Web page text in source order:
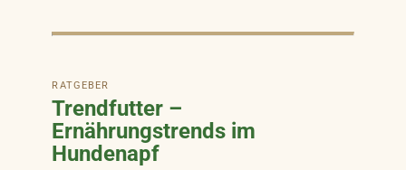
RATGEBER
Trendfutter –
Ernährungstrends im
Hundenapf